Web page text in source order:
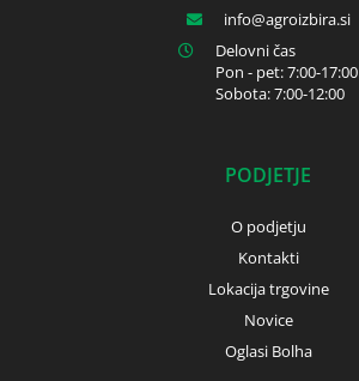
info
agroizbira.si
Delovni čas
Pon - pet: 7:00-17:00
Sobota: 7:00-12:00
PODJETJE
O podjetju
Kontakti
Lokacija trgovine
Novice
Oglasi Bolha